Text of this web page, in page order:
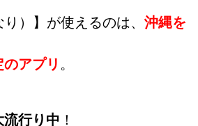
り）】が使えるのは、 沖縄を
アプリ 。
流行り中 ！